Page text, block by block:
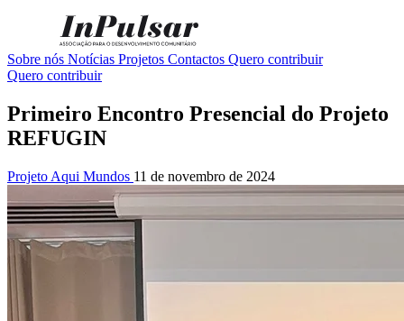
Sobre nós Notícias Projetos Contactos Quero contribuir
Quero contribuir
Primeiro Encontro Presencial do Projeto
REFUGIN
Projeto Aqui Mundos 11 de novembro de 2024